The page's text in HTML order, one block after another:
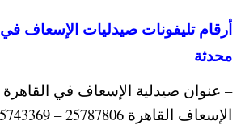
محدثة
الإسعاف القاهرة 25787806 – 25743369 ، 24 ساعة.